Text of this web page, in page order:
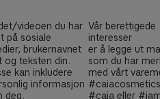
videoen du har
på sosiale
brukernavnet
og teksten din.
kan inkludere
informasjon
deg.
Vår berettigede
interesser
er å legge ut
som du har
med vårt
#caia eller